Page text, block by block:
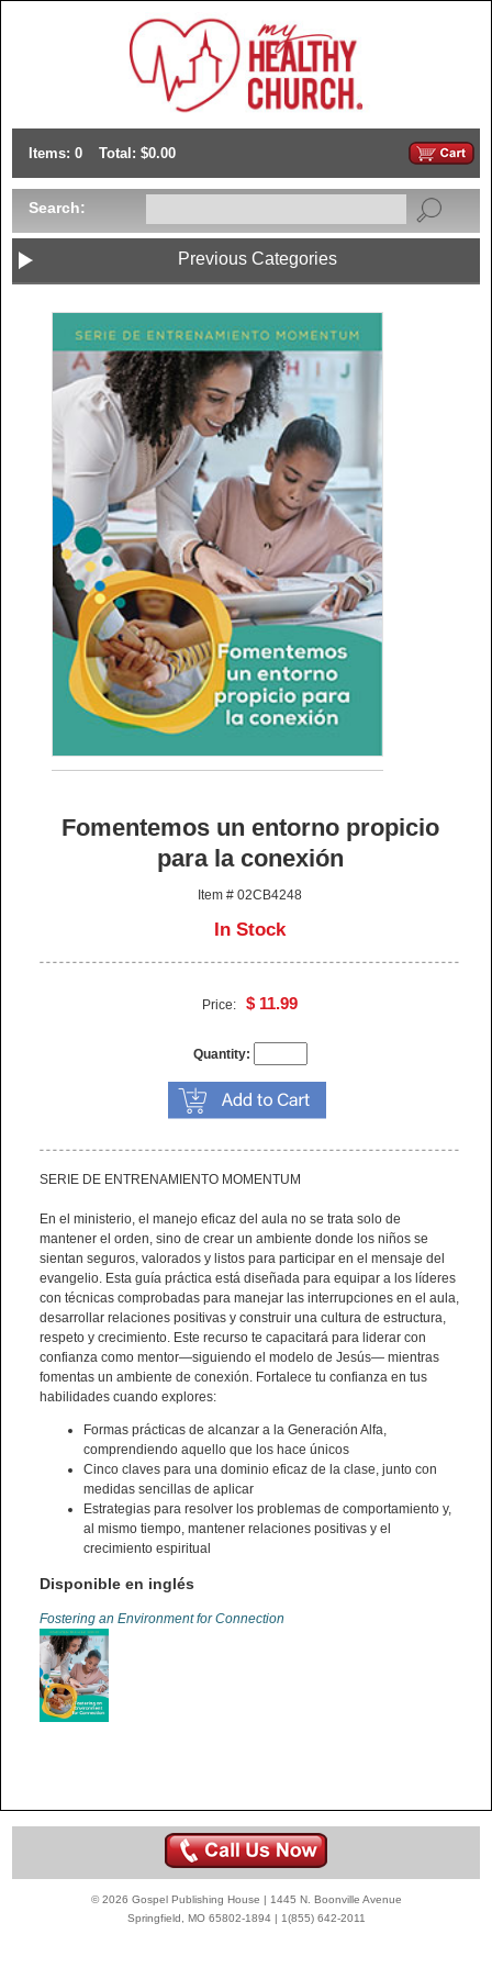
Items: 0 Total: $0.00
Search:
Previous Categories
Fomentemos un entorno propicio
para la conexión
Item # 02CB4248
In Stock
Price:$ 11.99
Quantity:
SERIE DE ENTRENAMIENTO MOMENTUM
En el ministerio, el manejo eficaz del aula no se trata solo de
mantener el orden, sino de crear un ambiente donde los niños se
sientan seguros, valorados y listos para participar en el mensaje del
evangelio. Esta guía práctica está diseñada para equipar a los líderes
con técnicas comprobadas para manejar las interrupciones en el aula,
desarrollar relaciones positivas y construir una cultura de estructura,
respeto y crecimiento. Este recurso te capacitará para liderar con
confianza como mentor—siguiendo el modelo de Jesús— mientras
fomentas un ambiente de conexión. Fortalece tu confianza en tus
habilidades cuando explores:
Formas prácticas de alcanzar a la Generación Alfa,
comprendiendo aquello que los hace únicos
Cinco claves para una dominio eficaz de la clase, junto con
medidas sencillas de aplicar
Estrategias para resolver los problemas de comportamiento y,
al mismo tiempo, mantener relaciones positivas y el
crecimiento espiritual
Disponible en inglés
Fostering an Environment for Connection
© 2026 Gospel Publishing House | 1445 N. Boonville Avenue
Springfield, MO 65802-1894 | 1(855) 642-2011